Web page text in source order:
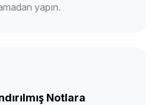
yapın.
Notlara